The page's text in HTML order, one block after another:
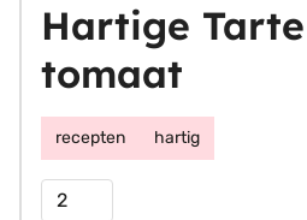
Hartige
tomaat
recepten hartig
Porties